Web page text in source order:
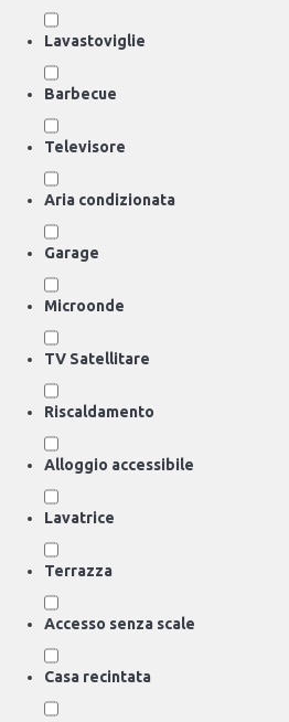
Lavastoviglie
Barbecue
Televisore
Aria condizionata
Garage
Microonde
TV Satellitare
Riscaldamento
Alloggio accessibile
Lavatrice
Terrazza
Accesso senza scale
Casa recintata